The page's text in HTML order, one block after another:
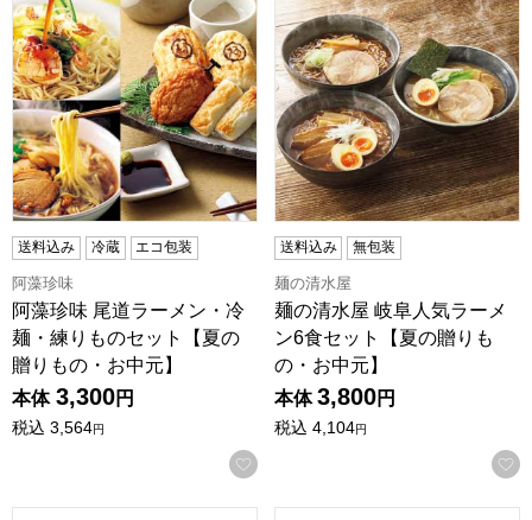
送料込み 冷蔵 エコ包装
阿藻珍味
阿藻珍味 尾道ラーメン・冷
麺・練りものセット【夏の
贈りもの・お中元】
本体 3,300円
税込 3,564円
お気に入りに登録する
送料込み 無包装
麺の清水屋
麺の清水屋 岐阜人気ラーメ
ン6食セット【夏の贈りも
の・お中元】
本体 3,800円
税込 4,104円